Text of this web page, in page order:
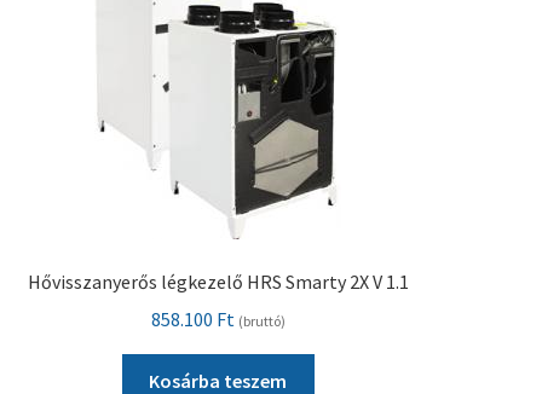
Hővisszanyerős légkezelő HRS Smarty 2X V 1.1
858.100 Ft (bruttó)
Kosárba teszem